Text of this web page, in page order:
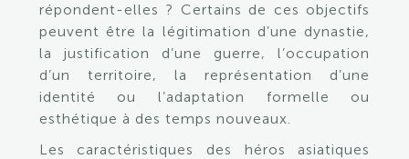
répondent-elles ? Certains de ces objectifs
peuvent être la légitimation d’une dynastie,
la justification d’une guerre, l’occupation
d’un territoire, la représentation d’une
identité ou l’adaptation formelle ou
esthétique à des temps nouveaux.
Les caractéristiques des héros asiatiques